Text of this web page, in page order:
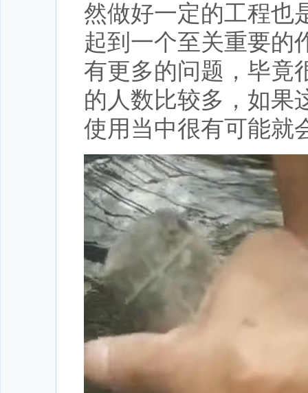
然做好一定的工程也
起到一个至关重要的
有更多的问题，毕竟
的人数比较多，如果
使用当中很有可能就